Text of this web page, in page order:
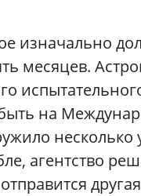
изначально
месяцев.
на
несколько
агентство